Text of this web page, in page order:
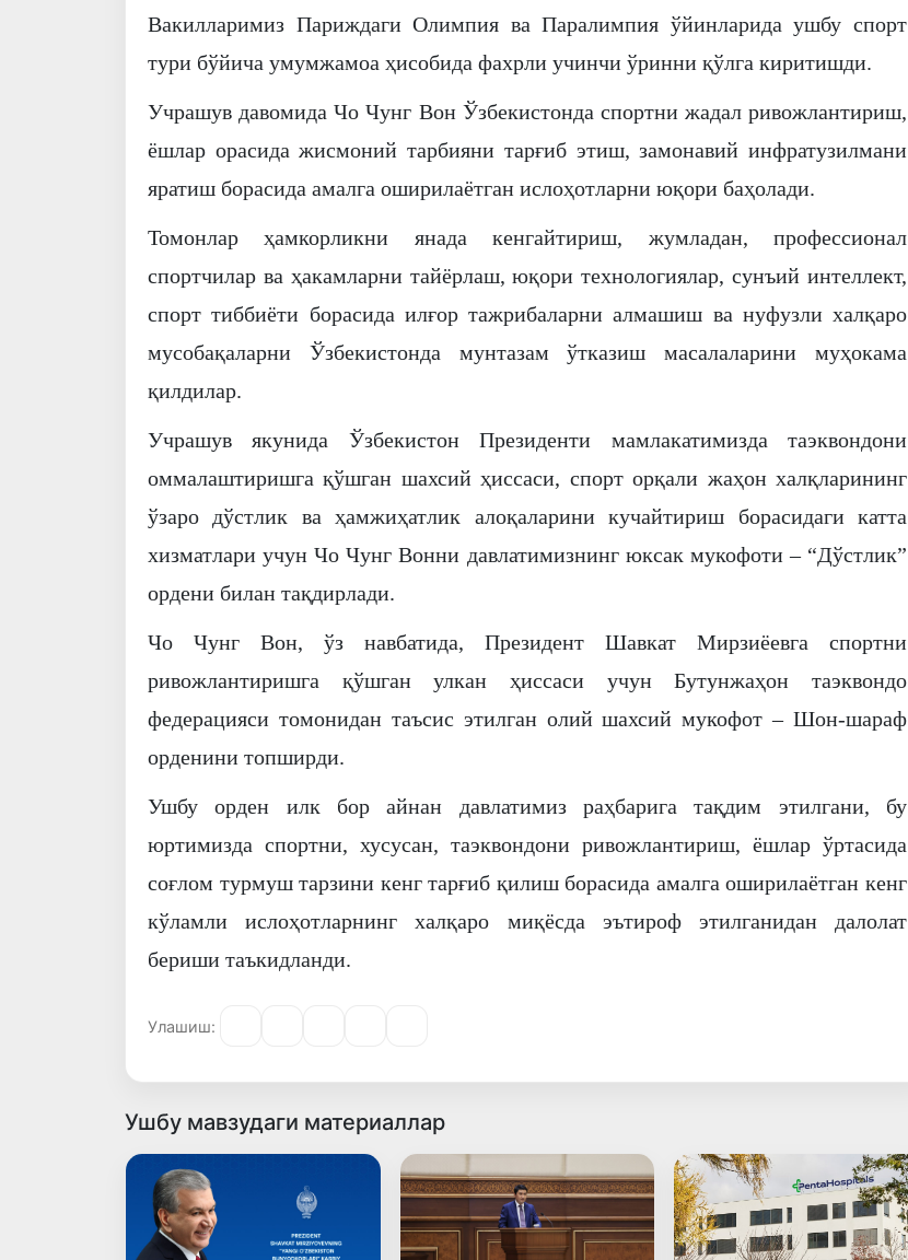
Вакилларимиз Париждаги Олимпия ва Паралимпия ўйинларида ушбу спорт
тури бўйича умумжамоа ҳисобида фахрли учинчи ўринни қўлга киритишди.
Учрашув давомида Чо Чунг Вон Ўзбекистонда спортни жадал ривожлантириш,
ёшлар орасида жисмоний тарбияни тарғиб этиш, замонавий инфратузилмани
яратиш борасида амалга оширилаётган ислоҳотларни юқори баҳолади.
Томонлар ҳамкорликни янада кенгайтириш, жумладан, профессионал
спортчилар ва ҳакамларни тайёрлаш, юқори технологиялар, сунъий интеллект,
спорт тиббиёти борасида илғор тажрибаларни алмашиш ва нуфузли халқаро
мусобақаларни Ўзбекистонда мунтазам ўтказиш масалаларини муҳокама
қилдилар.
Учрашув якунида Ўзбекистон Президенти мамлакатимизда таэквондони
оммалаштиришга қўшган шахсий ҳиссаси, спорт орқали жаҳон халқларининг
ўзаро дўстлик ва ҳамжиҳатлик алоқаларини кучайтириш борасидаги катта
хизматлари учун Чо Чунг Вонни давлатимизнинг юксак мукофоти – “Дўстлик”
ордени билан тақдирлади.
Чо Чунг Вон, ўз навбатида, Президент Шавкат Мирзиёевга спортни
ривожлантиришга қўшган улкан ҳиссаси учун Бутунжаҳон таэквондо
федерацияси томонидан таъсис этилган олий шахсий мукофот – Шон-шараф
орденини топширди.
Ушбу орден илк бор айнан давлатимиз раҳбарига тақдим этилгани, бу
юртимизда спортни, хусусан, таэквондони ривожлантириш, ёшлар ўртасида
соғлом турмуш тарзини кенг тарғиб қилиш борасида амалга оширилаётган кенг
кўламли ислоҳотларнинг халқаро миқёсда эътироф этилганидан далолат
бериши таъкидланди.
Улашиш:
Ушбу мавзудаги материаллар